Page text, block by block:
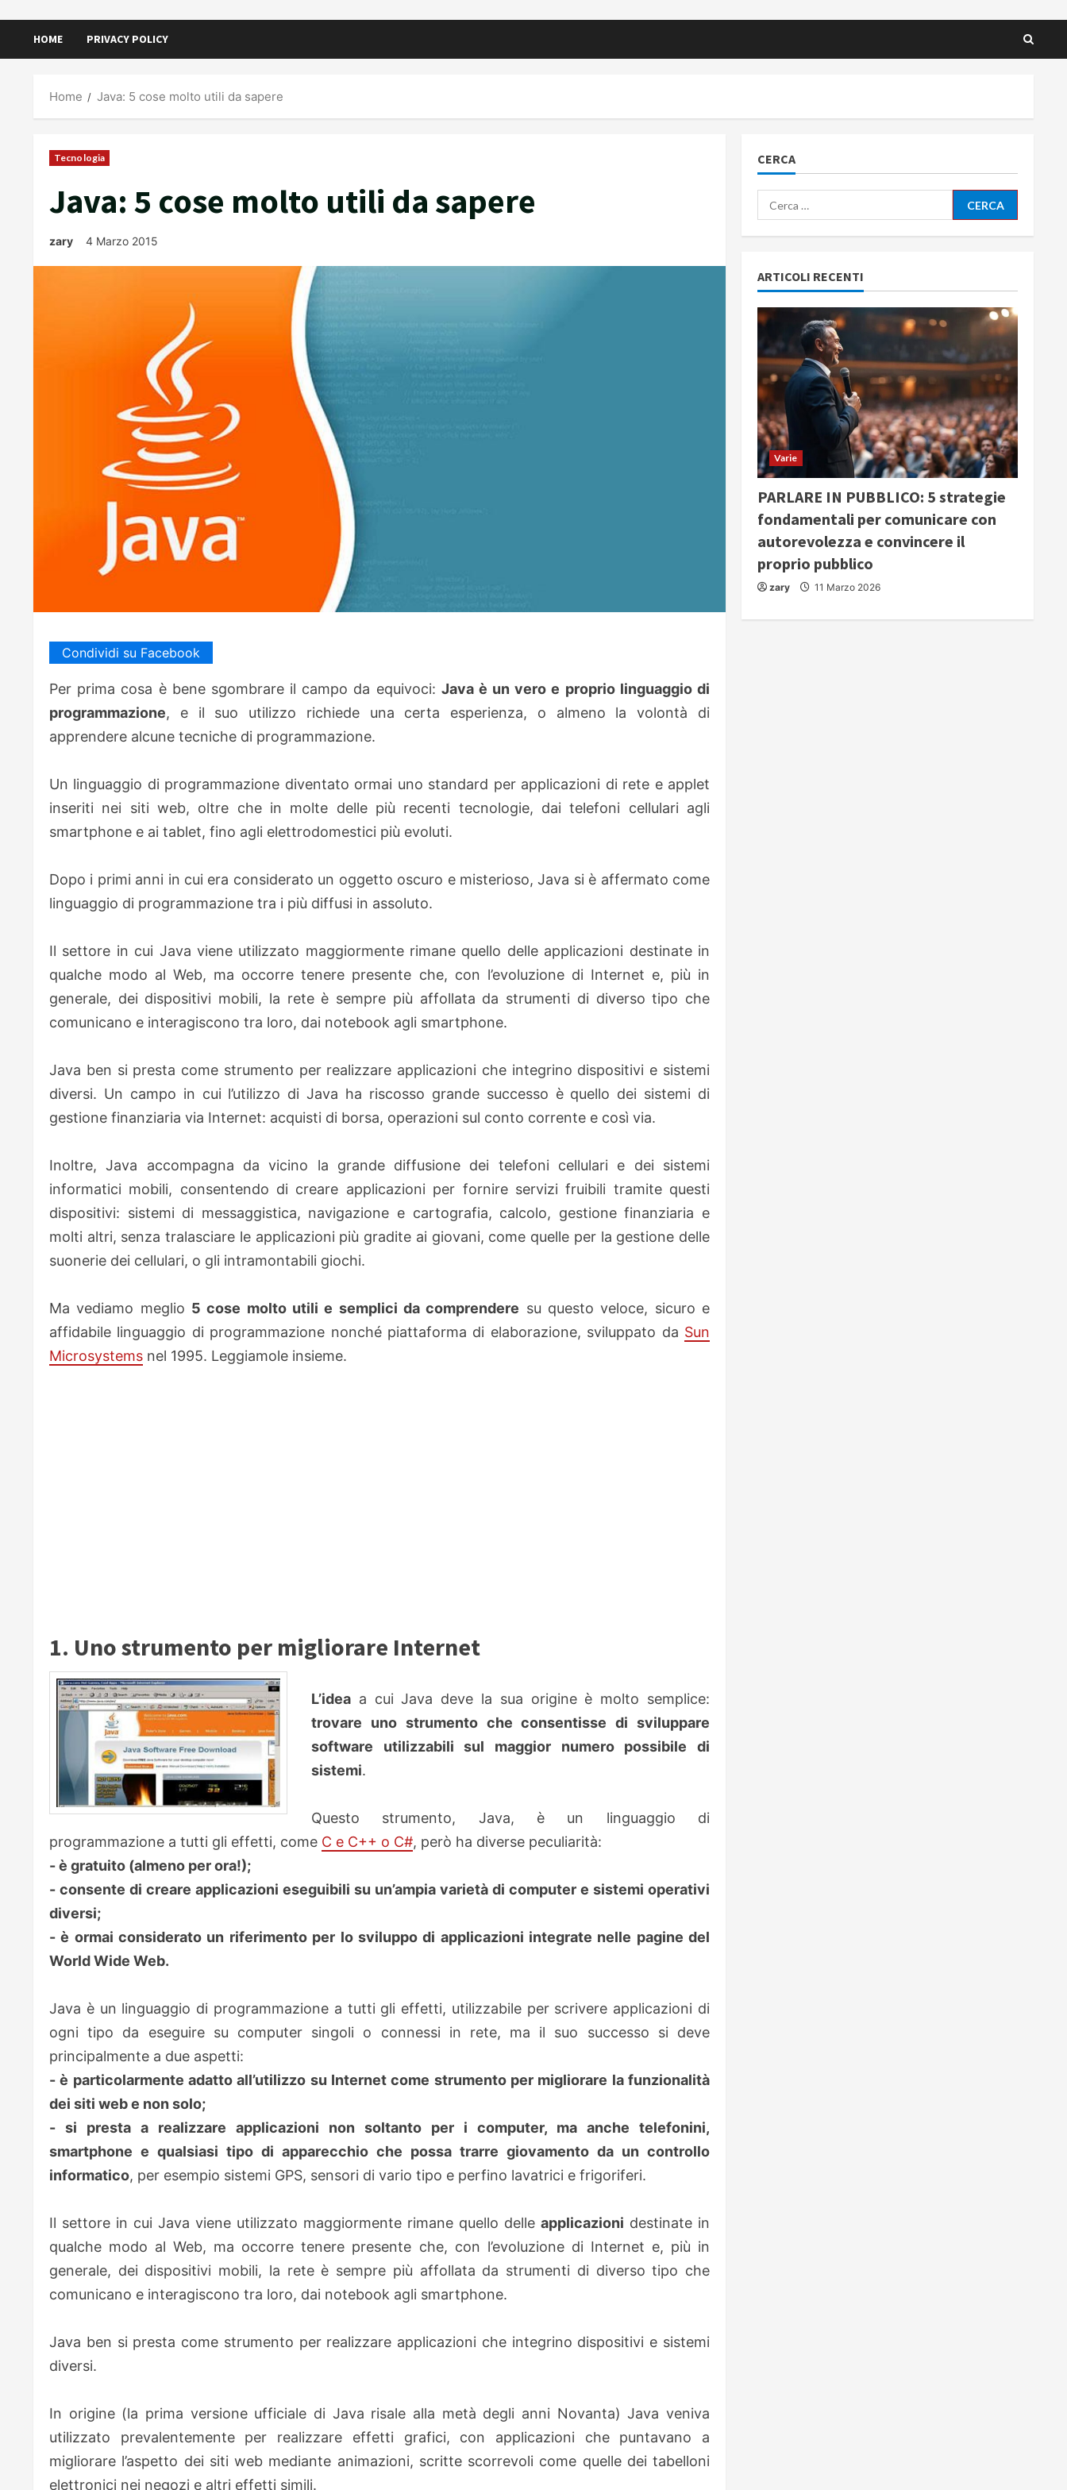
HOME PRIVACY POLICY
Home Java: 5 cose molto utili da sapere
Tecnologia
Java: 5 cose molto utili da sapere
zary 4 Marzo 2015
Condividi su Facebook
Per prima cosa è bene sgombrare il campo da equivoci: Java è un vero e proprio linguaggio di
programmazione, e il suo utilizzo richiede una certa esperienza, o almeno la volontà di
apprendere alcune tecniche di programmazione.
Un linguaggio di programmazione diventato ormai uno standard per applicazioni di rete e applet
inseriti nei siti web, oltre che in molte delle più recenti tecnologie, dai telefoni cellulari agli
smartphone e ai tablet, fino agli elettrodomestici più evoluti.
Dopo i primi anni in cui era considerato un oggetto oscuro e misterioso, Java si è affermato come
linguaggio di programmazione tra i più diffusi in assoluto.
Il settore in cui Java viene utilizzato maggiormente rimane quello delle applicazioni destinate in
qualche modo al Web, ma occorre tenere presente che, con l’evoluzione di Internet e, più in
generale, dei dispositivi mobili, la rete è sempre più affollata da strumenti di diverso tipo che
comunicano e interagiscono tra loro, dai notebook agli smartphone.
Java ben si presta come strumento per realizzare applicazioni che integrino dispositivi e sistemi
diversi. Un campo in cui l’utilizzo di Java ha riscosso grande successo è quello dei sistemi di
gestione finanziaria via Internet: acquisti di borsa, operazioni sul conto corrente e così via.
Inoltre, Java accompagna da vicino la grande diffusione dei telefoni cellulari e dei sistemi
informatici mobili, consentendo di creare applicazioni per fornire servizi fruibili tramite questi
dispositivi: sistemi di messaggistica, navigazione e cartografia, calcolo, gestione finanziaria e
molti altri, senza tralasciare le applicazioni più gradite ai giovani, come quelle per la gestione delle
suonerie dei cellulari, o gli intramontabili giochi.
Ma vediamo meglio 5 cose molto utili e semplici da comprendere su questo veloce, sicuro e
affidabile linguaggio di programmazione nonché piattaforma di elaborazione, sviluppato da Sun
Microsystems nel 1995. Leggiamole insieme.
1. Uno strumento per migliorare Internet
L’idea a cui Java deve la sua origine è molto semplice:
trovare uno strumento che consentisse di sviluppare
software utilizzabili sul maggior numero possibile di
sistemi.
Questo strumento, Java, è un linguaggio di
programmazione a tutti gli effetti, come C e C++ o C#, però ha diverse peculiarità:
- è gratuito (almeno per ora!);
- consente di creare applicazioni eseguibili su un’ampia varietà di computer e sistemi operativi
diversi;
- è ormai considerato un riferimento per lo sviluppo di applicazioni integrate nelle pagine del
World Wide Web.
Java è un linguaggio di programmazione a tutti gli effetti, utilizzabile per scrivere applicazioni di
ogni tipo da eseguire su computer singoli o connessi in rete, ma il suo successo si deve
principalmente a due aspetti:
- è particolarmente adatto all’utilizzo su Internet come strumento per migliorare la funzionalità
dei siti web e non solo;
- si presta a realizzare applicazioni non soltanto per i computer, ma anche telefonini,
smartphone e qualsiasi tipo di apparecchio che possa trarre giovamento da un controllo
informatico, per esempio sistemi GPS, sensori di vario tipo e perfino lavatrici e frigoriferi.
Il settore in cui Java viene utilizzato maggiormente rimane quello delle applicazioni destinate in
qualche modo al Web, ma occorre tenere presente che, con l’evoluzione di Internet e, più in
generale, dei dispositivi mobili, la rete è sempre più affollata da strumenti di diverso tipo che
comunicano e interagiscono tra loro, dai notebook agli smartphone.
Java ben si presta come strumento per realizzare applicazioni che integrino dispositivi e sistemi
diversi.
In origine (la prima versione ufficiale di Java risale alla metà degli anni Novanta) Java veniva
utilizzato prevalentemente per realizzare effetti grafici, con applicazioni che puntavano a
migliorare l’aspetto dei siti web mediante animazioni, scritte scorrevoli come quelle dei tabelloni
elettronici nei negozi e altri effetti simili.
CERCA
Ricerca
per:
ARTICOLI RECENTI
Varie
PARLARE IN PUBBLICO: 5 strategie
fondamentali per comunicare con
autorevolezza e convincere il
proprio pubblico
zary 11 Marzo 2026